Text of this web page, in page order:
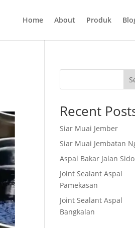
Home About Produk
Recent
Siar Muai Jember
Siar Muai Jembatan
Aspal Bakar Jalan
Joint Sealant Aspal
Pamekasan
Joint Sealant Aspal
Bangkalan